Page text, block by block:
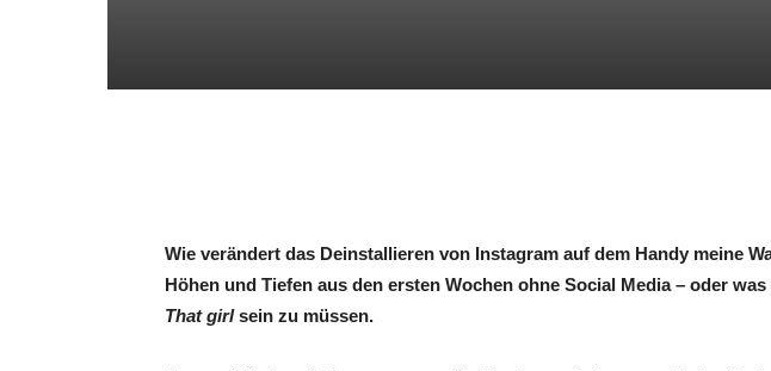
Wie verändert das Deinstallieren von Instagram auf dem Handy meine
Höhen und Tiefen aus den ersten Wochen ohne Social Media – oder
That girlsein zu müssen.